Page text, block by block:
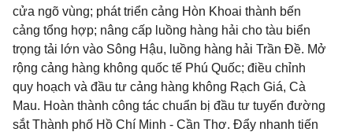
cửa ngõ vùng; phát triển cảng Hòn Khoai thành bến
cảng tổng hợp; nâng cấp luồng hàng hải cho tàu biển
trọng tải lớn vào Sông Hậu, luồng hàng hải Trần Đề. Mở
rộng cảng hàng không quốc tế Phú Quốc; điều chỉnh
quy hoạch và đầu tư cảng hàng không Rạch Giá, Cà
Mau. Hoàn thành công tác chuẩn bị đầu tư tuyến đường
sắt Thành phố Hồ Chí Minh - Cần Thơ. Đẩy nhanh tiến